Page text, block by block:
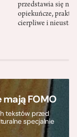
przedstawia się
opiekuńcze,
cierpliwe i
FOMO
tekstów przed
specjalnie